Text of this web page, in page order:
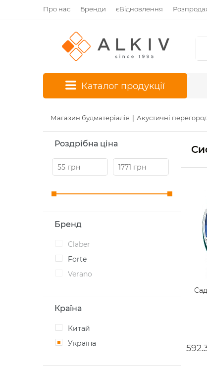
Про нас Бренди єВідновлення
Каталог продукції
Магазин будматеріалів Акустичні
Роздрібна ціна
Бренд
Claber
Forte
Verano
Країна
Китай
Україна